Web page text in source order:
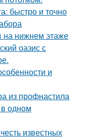
быстро и точно
на нижнем этаже
оазис с
и
из профнастила
одном
известных